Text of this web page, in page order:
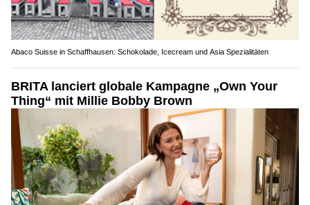
Abaco Suisse in Schaffhausen: Schokolade, Icecream und Asia Spezialitäten
BRITA lanciert globale Kampagne „Own Your
Thing“ mit Millie Bobby Brown